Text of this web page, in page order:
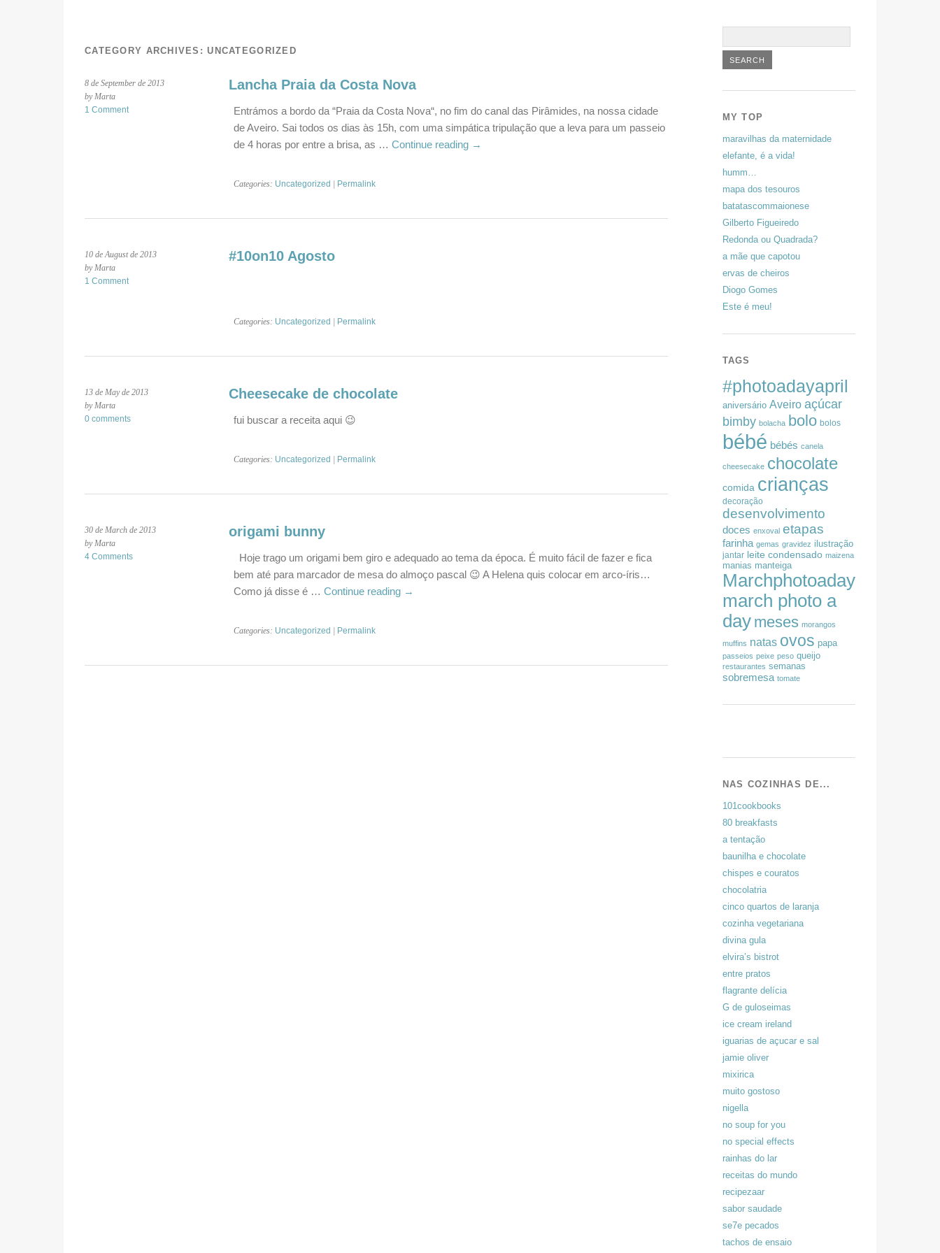
CATEGORY ARCHIVES:UNCATEGORIZED
8 de September de 2013
by Marta
1 Comment
Lancha Praia da Costa Nova
Entrámos a bordo da “Praia da Costa Nova“, no fim do canal das Pirâmides, na nossa cidade
de Aveiro. Sai todos os dias às 15h, com uma simpática tripulação que a leva para um passeio
de 4 horas por entre a brisa, as … Continue reading →
Categories: Uncategorized Permalink
10 de August de 2013
by Marta
1 Comment
#10on10 Agosto
Categories: Uncategorized Permalink
13 de May de 2013
by Marta
0 comments
Cheesecake de chocolate
fui buscar a receita aqui 😉
Categories: Uncategorized Permalink
30 de March de 2013
by Marta
4 Comments
origami bunny
Hoje trago um origami bem giro e adequado ao tema da época. É muito fácil de fazer e fica
bem até para marcador de mesa do almoço pascal 😉 A Helena quis colocar em arco-íris…
Como já disse é … Continue reading →
Categories: Uncategorized Permalink
MY TOP
maravilhas da maternidade
elefante, é a vida!
humm…
mapa dos tesouros
batatascommaionese
Gilberto Figueiredo
Redonda ou Quadrada?
a mãe que capotou
ervas de cheiros
Diogo Gomes
Este é meu!
TAGS
#photoadayapril
aniversário Aveiro açúcar
bimby bolacha bolo bolos
bébé bébés canela
cheesecake chocolate
comida crianças
decoração
desenvolvimento
doces enxoval etapas
farinha gemas gravidez ilustração
jantar leite condensado maizena
manias manteiga
Marchphotoaday
march photo a
day meses morangos
muffins natas ovos papa
passeios peixe peso queijo
restaurantes semanas
sobremesa tomate
NAS COZINHAS DE...
101cookbooks
80 breakfasts
a tentação
baunilha e chocolate
chispes e couratos
chocolatria
cinco quartos de laranja
cozinha vegetariana
divina gula
elvira’s bistrot
entre pratos
flagrante delícia
G de guloseimas
ice cream ireland
iguarias de açucar e sal
jamie oliver
mixirica
muito gostoso
nigella
no soup for you
no special effects
rainhas do lar
receitas do mundo
recipezaar
sabor saudade
se7e pecados
tachos de ensaio